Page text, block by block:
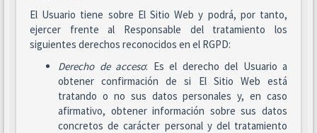
El Usuario tiene sobre El Sitio Web y podrá, por tanto,
ejercer frente al Responsable del tratamiento los
siguientes derechos reconocidos en el RGPD:
Derecho de acceso: Es el derecho del Usuario a
obtener confirmación de si El Sitio Web está
tratando o no sus datos personales y, en caso
afirmativo, obtener información sobre sus datos
concretos de carácter personal y del tratamiento